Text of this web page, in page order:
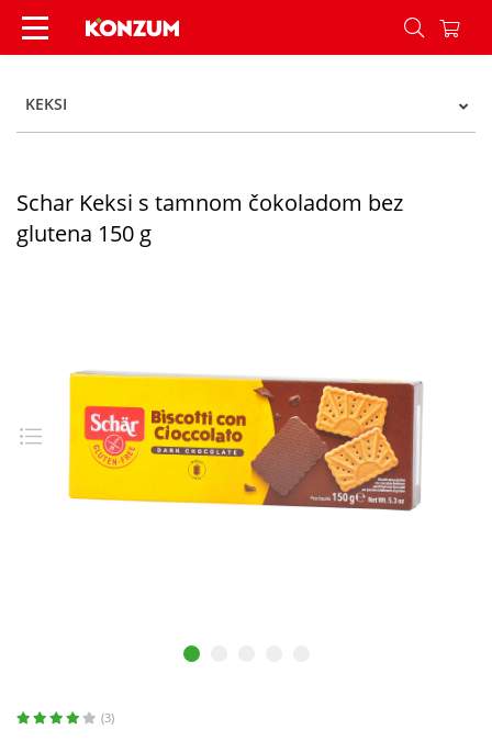
Schar Keksi s tamnom čokoladom bez glutena
KEKSI
Schar Keksi s tamnom čokoladom bez
glutena 150 g
(3)